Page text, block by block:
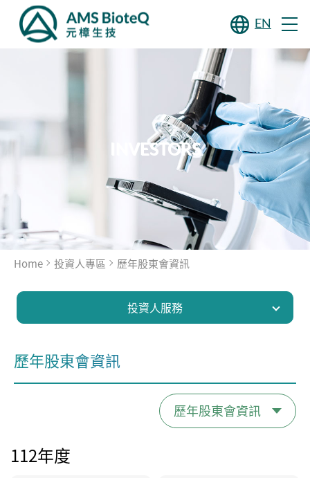
EN
INVESTORS
Home 投資人專區 歷年股東會資訊
投資人服務
歷年股東會資訊
112年度